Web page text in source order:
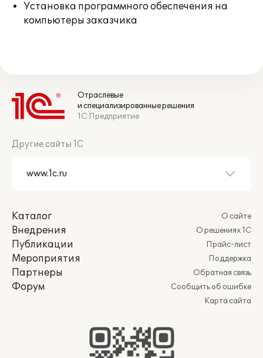
Установка программного обеспечения на
компьютеры заказчика
Отраслевые
и специализированные решения
1С:Предприятие
Другие сайты 1С
Каталог
Внедрения
Публикации
Мероприятия
Партнеры
Форум
О сайте
О решениях 1С
Прайс-лист
Поддержка
Обратная связь
Сообщить об ошибке
Карта сайта